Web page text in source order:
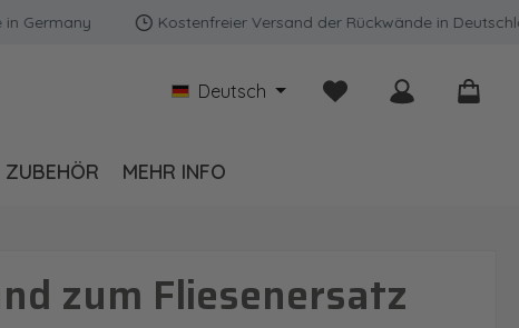
Kostenfreier Versand der Rückwände in Deutschland |
Deutsch Du hast 0 Produkte
ZUBEHÖR MEHR INFO
zum Fliesenersatz